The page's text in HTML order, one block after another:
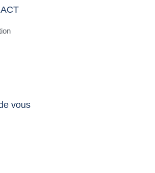
vous